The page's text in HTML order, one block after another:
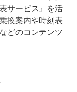
サービス』を活
換案内や時刻表
どのコンテンツ